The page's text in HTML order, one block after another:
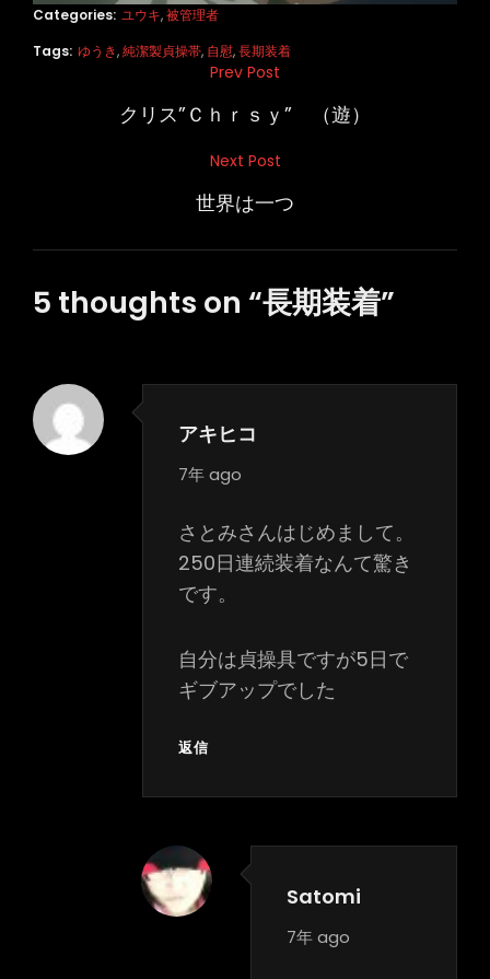
Categories: ユウキ,被管理者
Tags: ゆうき,純潔製貞操帯, 自慰,長期装着
ー
シ
ョ
Prev Post
クリス”Ｃｈｒｓｙ” （遊）
Next Post
世界は一つ
5 thoughts on “長期装着”
アキヒコ
says:
7年 ago
さとみさんはじめまして。
250日連続装着なんて驚き
です。
自分は貞操具ですが5日で
ギブアップでした
返信
Satomi
says:
7年 ago